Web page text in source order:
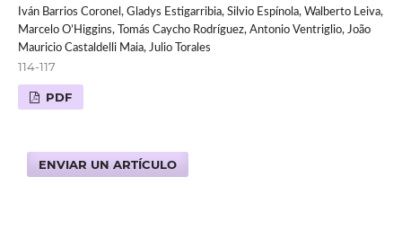
Iván Barrios Coronel, Gladys Estigarribia, Silvio Espínola, Walberto Leiva,
Marcelo O’Higgins, Tomás Caycho Rodríguez, Antonio Ventriglio, João
Mauricio Castaldelli Maia, Julio Torales
114-117
PDF
ENVIAR UN ARTÍCULO